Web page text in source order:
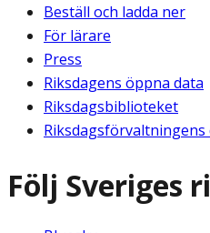
Beställ och ladda ner
För lärare
Press
Riksdagens öppna data
Riksdagsbiblioteket
Riksdagsförvaltningens
Följ Sveriges